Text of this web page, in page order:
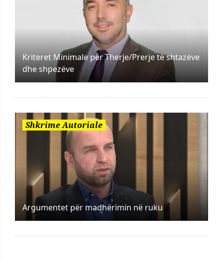
Kriteret Minimale për Therje/Prerje të shtazëve
dhe shpezëve
Shkrime Autoriale
Argumentet për madhërimin në ruku